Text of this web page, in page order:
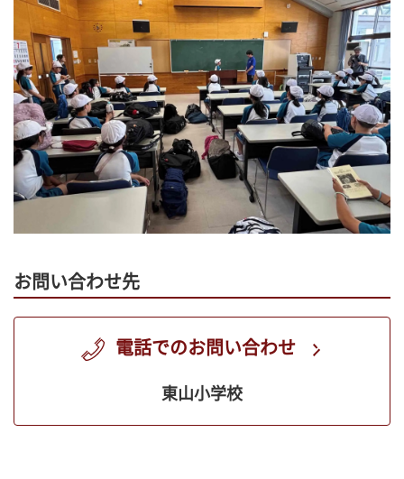
お問い合わせ先
電話でのお問い合わせ
東山小学校